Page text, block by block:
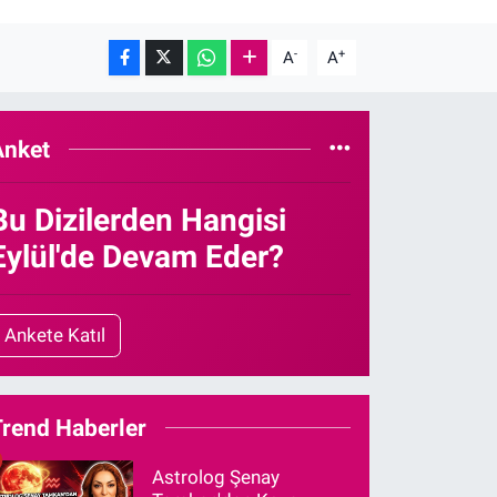
A- A+
Dizilerden Hangisi
Devam Eder?
Ankete Katıl
Haberler
Astrolog Şenay